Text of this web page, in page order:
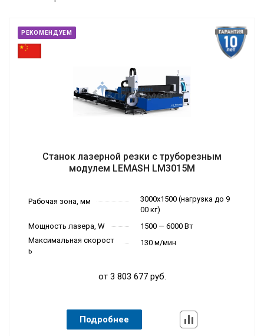
РЕКОМЕНДУЕМ
Станок лазерной резки с труборезным
модулем LEMASH LM3015M
Рабочая зона, мм
3000х1500 (нагрузка до 9
00 кг)
Мощность лазера, W
1500 — 6000 Вт
Максимальная скорост
ь
130 м/мин
от 3 803 677 руб.
Подробнее